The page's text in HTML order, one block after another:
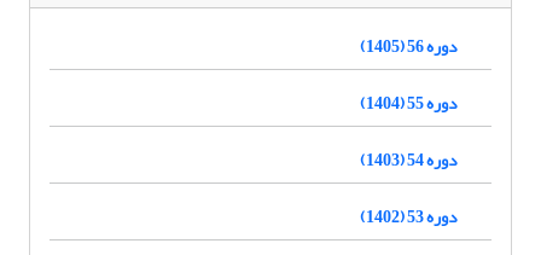
دوره 56 (1405)
دوره 55 (1404)
دوره 54 (1403)
دوره 53 (1402)